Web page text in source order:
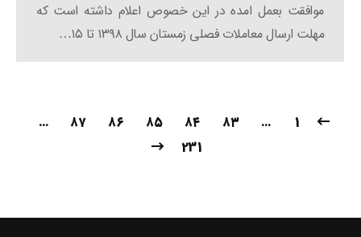
موافقت بعمل امده در این خصوص اعلام داشته است که
مهلت ارسال معاملات فصلی زمستان سال ۱۳۹۸ تا ۱۵…
1
… ۸۳ ۸۴ ۸۵ ۸۶ ۸۷
…
231